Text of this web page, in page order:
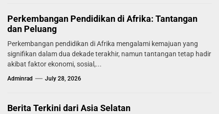
Perkembangan Pendidikan di Afrika: Tantangan
dan Peluang
Perkembangan pendidikan di Afrika mengalami kemajuan yang
signifikan dalam dua dekade terakhir, namun tantangan tetap hadir
akibat faktor ekonomi, sosial,...
Adminrad July 28, 2026
Berita Terkini dari Asia Selatan